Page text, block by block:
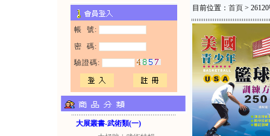
帳 號:
密 碼:
驗證碼:
大展叢書-武術類(一)
目前位置： 首頁 >